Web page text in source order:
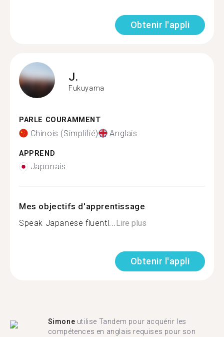
Obtenir l'appli
J.
Fukuyama
PARLE COURAMMENT
Chinois (Simplifié) Anglais
APPREND
Japonais
Mes objectifs d'apprentissage
Speak Japanese fluentl...Lire plus
Obtenir l'appli
Simone utilise Tandem pour acquérir les
compétences en anglais requises pour son